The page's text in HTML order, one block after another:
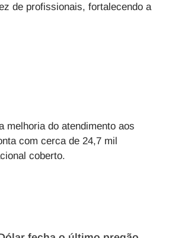
de profissionais, fortalecendo a
melhoria do atendimento aos
com cerca de 24,7 mil
coberto.